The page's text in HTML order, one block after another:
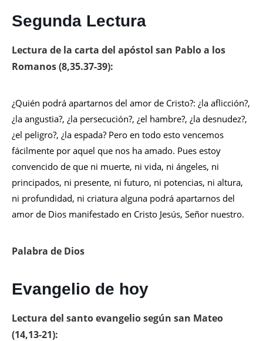
Segunda Lectura
Lectura de la carta del apóstol san Pablo a los
Romanos (8,35.37-39):
¿Quién podrá apartarnos del amor de Cristo?: ¿la aflicción?,
¿la angustia?, ¿la persecución?, ¿el hambre?, ¿la desnudez?,
¿el peligro?, ¿la espada? Pero en todo esto vencemos
fácilmente por aquel que nos ha amado. Pues estoy
convencido de que ni muerte, ni vida, ni ángeles, ni
principados, ni presente, ni futuro, ni potencias, ni altura,
ni profundidad, ni criatura alguna podrá apartarnos del
amor de Dios manifestado en Cristo Jesús, Señor nuestro.
Palabra de Dios
Evangelio de hoy
Lectura del santo evangelio según san Mateo
(14,13-21):